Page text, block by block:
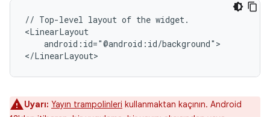
// Top-level layout of the widget.
android:id="@android:id/background">
Uyarı: Yayın trampolinleri kullanmaktan kaçının. Android